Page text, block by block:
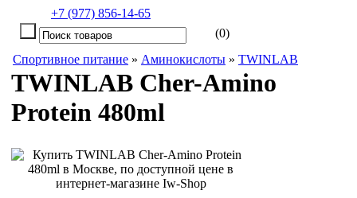
+7 (977) 856-14-65
(0)
Спортивное питание » Аминокислоты » TWINLAB
TWINLAB Cher-Amino
Protein 480ml